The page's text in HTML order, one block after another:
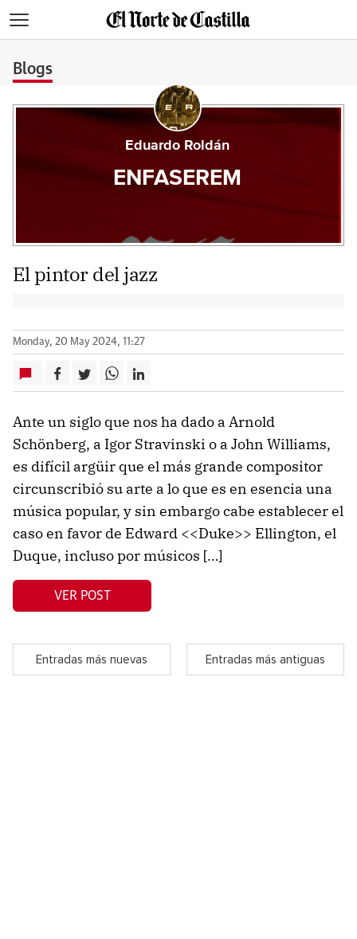
Blogs
Eduardo Roldán
ENFASEREM
El pintor del jazz
Monday, 20 May 2024, 11:27
Ante un siglo que nos ha dado a Arnold
Schönberg, a Igor Stravinski o a John Williams,
es difícil argüir que el más grande compositor
circunscribió su arte a lo que es en esencia una
música popular, y sin embargo cabe establecer el
caso en favor de Edward <<Duke>> Ellington, el
Duque, incluso por músicos […]
VER POST
Entradas más nuevas Entradas más antiguas